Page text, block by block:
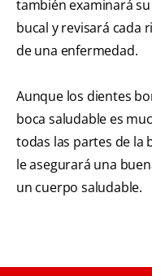
también examinará
bucal y revisará cada
de una enfermedad.
Aunque los dientes
boca saludable es
todas las partes de la
le asegurará una
un cuerpo saludable.